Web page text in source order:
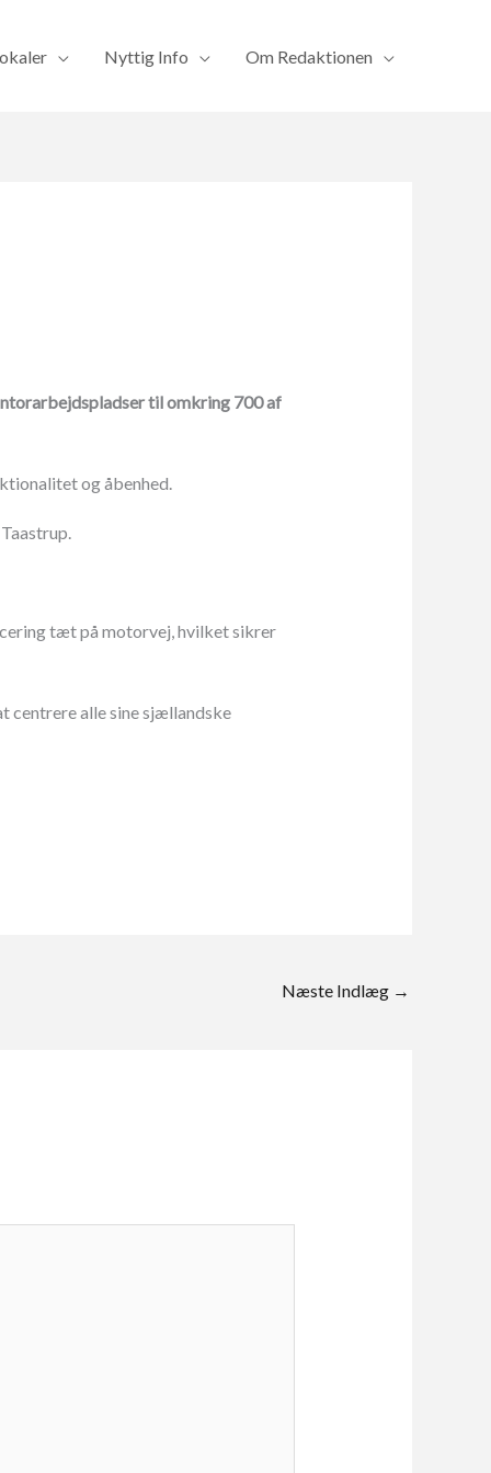
Nyttig Info Om Redaktionen
til omkring 700 af
og åbenhed.
tæt på motorvej, hvilket sikrer
centrere alle sine sjællandske
Næste Indlæg →